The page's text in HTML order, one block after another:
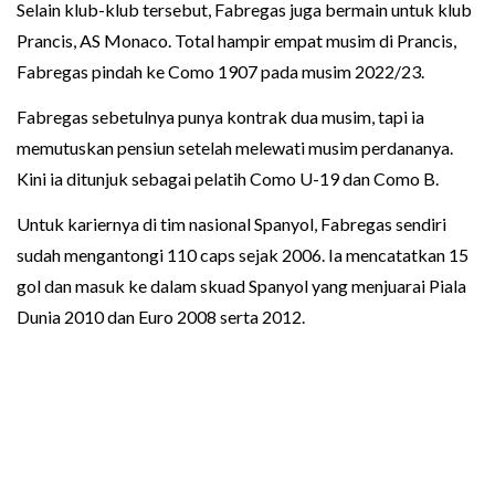
Selain klub-klub tersebut, Fabregas juga bermain untuk klub
Prancis, AS Monaco. Total hampir empat musim di Prancis,
Fabregas pindah ke Como 1907 pada musim 2022/23.
Fabregas sebetulnya punya kontrak dua musim, tapi ia
memutuskan pensiun setelah melewati musim perdananya.
Kini ia ditunjuk sebagai pelatih Como U-19 dan Como B.
Untuk kariernya di tim nasional Spanyol, Fabregas sendiri
sudah mengantongi 110 caps sejak 2006. Ia mencatatkan 15
gol dan masuk ke dalam skuad Spanyol yang menjuarai Piala
Dunia 2010 dan Euro 2008 serta 2012.